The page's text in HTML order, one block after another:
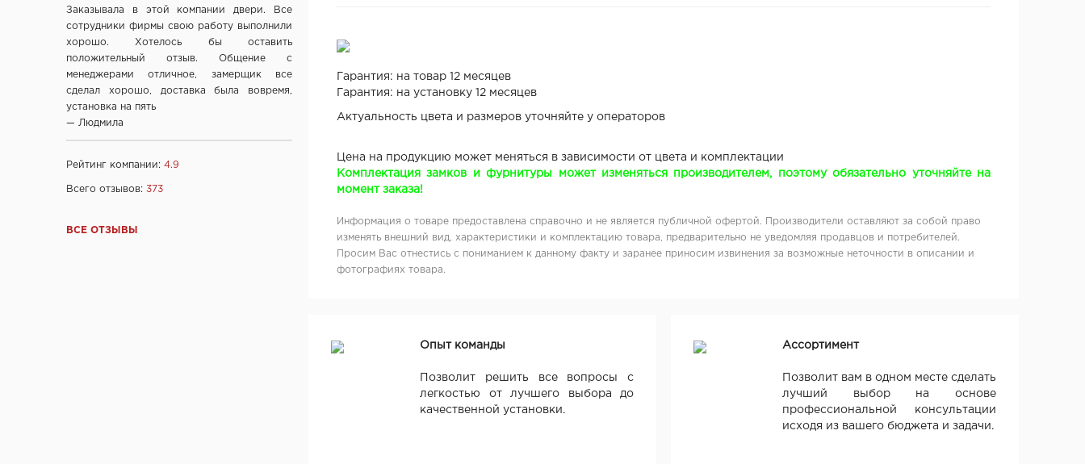
СООО Исток- Инвест, г. Минск
ОДО "ВИСТ", г. Молодечно
ЧТУП "Ньюдор", г. Минск
ОДО «Беллесизделие», г. Минск
Компания "Веллдорис", г. Санкт-Петербург
Фабрика дверей "Ростра", Москва
Заказывала в этой компании двери. Все
сотрудники фирмы свою работу выполнили
хорошо. Хотелось бы оставить
положительный отзыв. Общение с
менеджерами отличное, замерщик все
сделал хорошо, доставка была вовремя,
установка на пять
— Людмила
Рейтинг компании: 4.9
Всего отзывов: 373
ВСЕ ОТЗЫВЫ
Гарантия: на товар 12 месяцев
Гарантия: на установку 12 месяцев
Актуальность цвета и размеров уточняйте у операторов
Цена на продукцию может меняться в зависимости от цвета и комплектации
Комплектация замков и фурнитуры может изменяться производителем, поэтому обязательно уточняйте на
момент заказа!
Информация о товаре предоставлена справочно и не является публичной офертой. Производители оставляют за собой право
изменять внешний вид, характеристики и комплектацию товара, предварительно не уведомляя продавцов и потребителей.
Просим Вас отнестись с пониманием к данному факту и заранее приносим извинения за возможные неточности в описании и
фотографиях товара.
Опыт команды
Позволит решить все вопросы с
легкостью от лучшего выбора до
качественной установки.
Ассортимент
Позволит вам в одном месте сделать
лучший выбор на основе
профессиональной консультации
исходя из вашего бюджета и задачи.